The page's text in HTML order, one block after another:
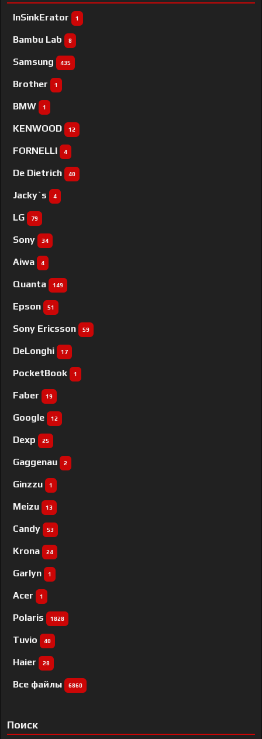
InSinkErator 1
Bambu Lab 8
Samsung 435
Brother 1
BMW 1
KENWOOD 12
FORNELLI 4
De Dietrich 40
Jacky`s 4
LG 79
Sony 34
Aiwa 4
Quanta 149
Epson 51
Sony Ericsson 59
DeLonghi 17
PocketBook 1
Faber 19
Google 12
Dexp 25
Gaggenau 2
Ginzzu 1
Meizu 13
Candy 53
Krona 24
Garlyn 1
Acer 1
Polaris 1828
Tuvio 40
Haier 28
Все файлы 6860
Поиск